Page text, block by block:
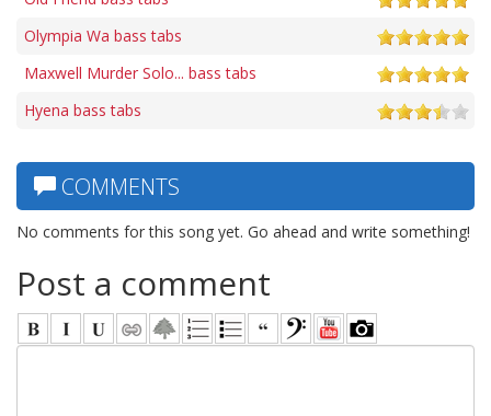
Olympia Wa bass tabs
Maxwell Murder Solo... bass tabs
Hyena bass tabs
COMMENTS
No comments for this song yet. Go ahead and write something!
Post a comment